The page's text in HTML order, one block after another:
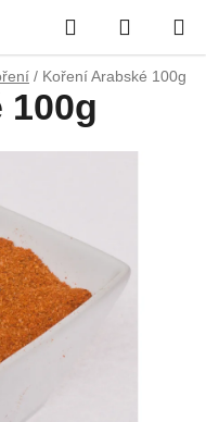
Hledat
KOŠÍK
/ Koření Arabské 100g